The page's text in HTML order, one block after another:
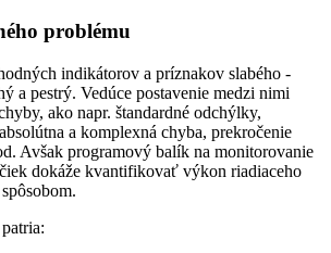
problému
indikátorov a príznakov slabého
a pestrý. Vedúce postavenie medzi nimi
ako napr. štandardné odchýlky,
a komplexná chyba, prekročenie
Avšak programový balík na monitorovanie
dokáže kvantifikovať výkon riadiaceho